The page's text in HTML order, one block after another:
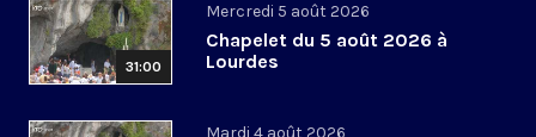
31:00
Mercredi 5 août 2026
Chapelet du 5 août 2026 à
Lourdes
Mardi 4 août 2026